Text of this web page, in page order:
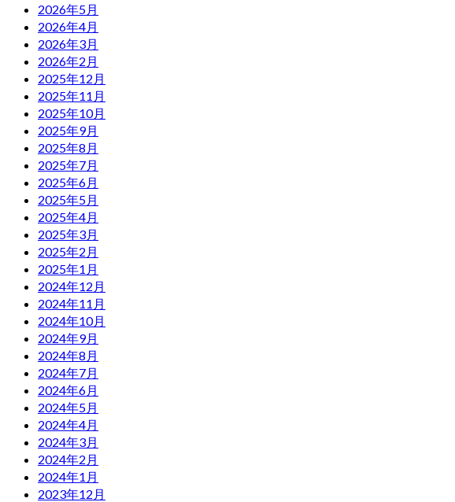
2026年5月
2026年4月
2026年3月
2026年2月
2025年12月
2025年11月
2025年10月
2025年9月
2025年8月
2025年7月
2025年6月
2025年5月
2025年4月
2025年3月
2025年2月
2025年1月
2024年12月
2024年11月
2024年10月
2024年9月
2024年8月
2024年7月
2024年6月
2024年5月
2024年4月
2024年3月
2024年2月
2024年1月
2023年12月